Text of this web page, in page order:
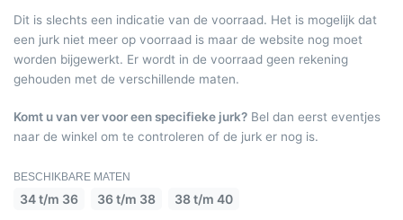
Dit is slechts een indicatie van de voorraad. Het is mogelijk dat
een jurk niet meer op voorraad is maar de website nog moet
worden bijgewerkt. Er wordt in de voorraad geen rekening
gehouden met de verschillende maten.
Komt u van ver voor een specifieke jurk? Bel dan eerst eventjes
naar de winkel om te controleren of de jurk er nog is.
BESCHIKBARE MATEN
34 t/m 36 36 t/m 38 38 t/m 40